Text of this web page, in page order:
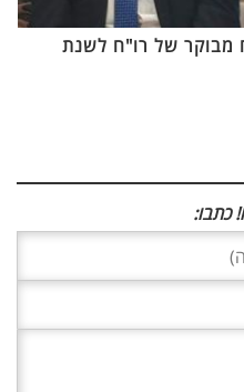
מבוקר של רו"ח לשנת
כתבו: